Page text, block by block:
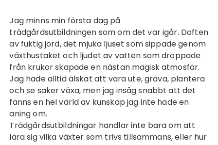
Jag minns min första dag på
trädgårdsutbildningen som om det var igår. Doften
av fuktig jord, det mjuka ljuset som sippade genom
växthustaket och ljudet av vatten som droppade
från krukor skapade en nästan magisk atmosfär.
Jag hade alltid älskat att vara ute, gräva, plantera
och se saker växa, men jag insåg snabbt att det
fanns en hel värld av kunskap jag inte hade en
aning om.
Trädgårdsutbildningar handlar inte bara om att
lära sig vilka växter som trivs tillsammans, eller hur